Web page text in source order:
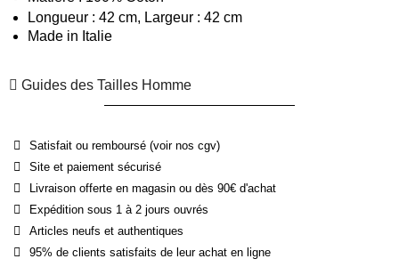
Longueur : 42 cm, Largeur : 42 cm
Made in Italie
Guides des Tailles Homme
Satisfait ou remboursé (voir nos cgv)
Site et paiement sécurisé
Livraison offerte en magasin ou dès 90€ d'achat
Expédition sous 1 à 2 jours ouvrés
Articles neufs et authentiques
95% de clients satisfaits de leur achat en ligne